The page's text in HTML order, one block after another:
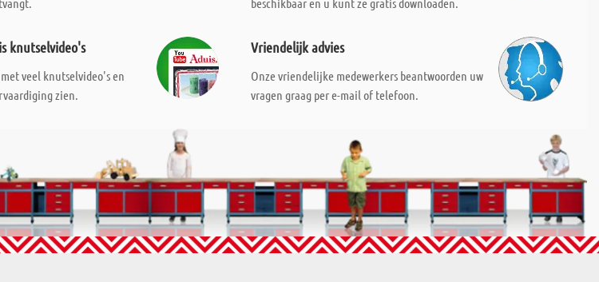
knutselvideo's
veel knutselvideo's en
zien.
Vriendelijk advies
Onze vriendelijke medewerkers beantwoorden uw
vragen graag per e-mail of telefoon.